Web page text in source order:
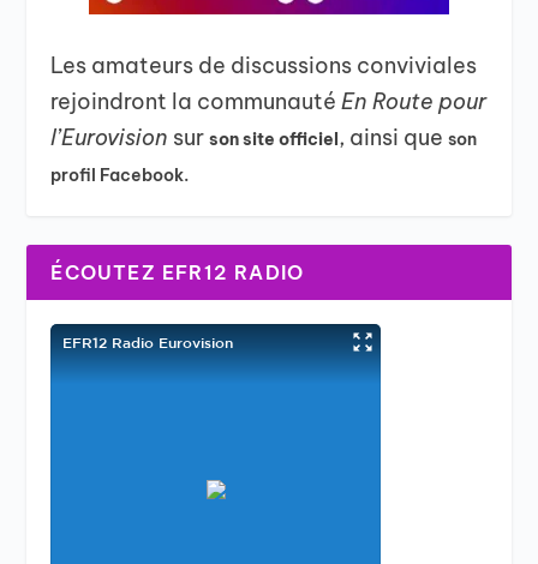
Les amateurs de discussions conviviales
rejoindront la communautéEn Route pour
l’Eurovision surson site officiel , ainsi queson
profil Facebook.
ÉCOUTEZ EFR12 RADIO